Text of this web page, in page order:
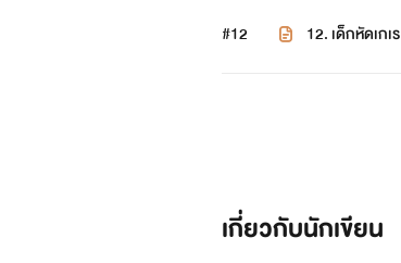
#12 12. เด็กหัดเกเร
เกี่ยวกับนักเขียน